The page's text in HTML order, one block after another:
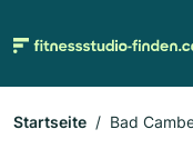
Startseite Bad